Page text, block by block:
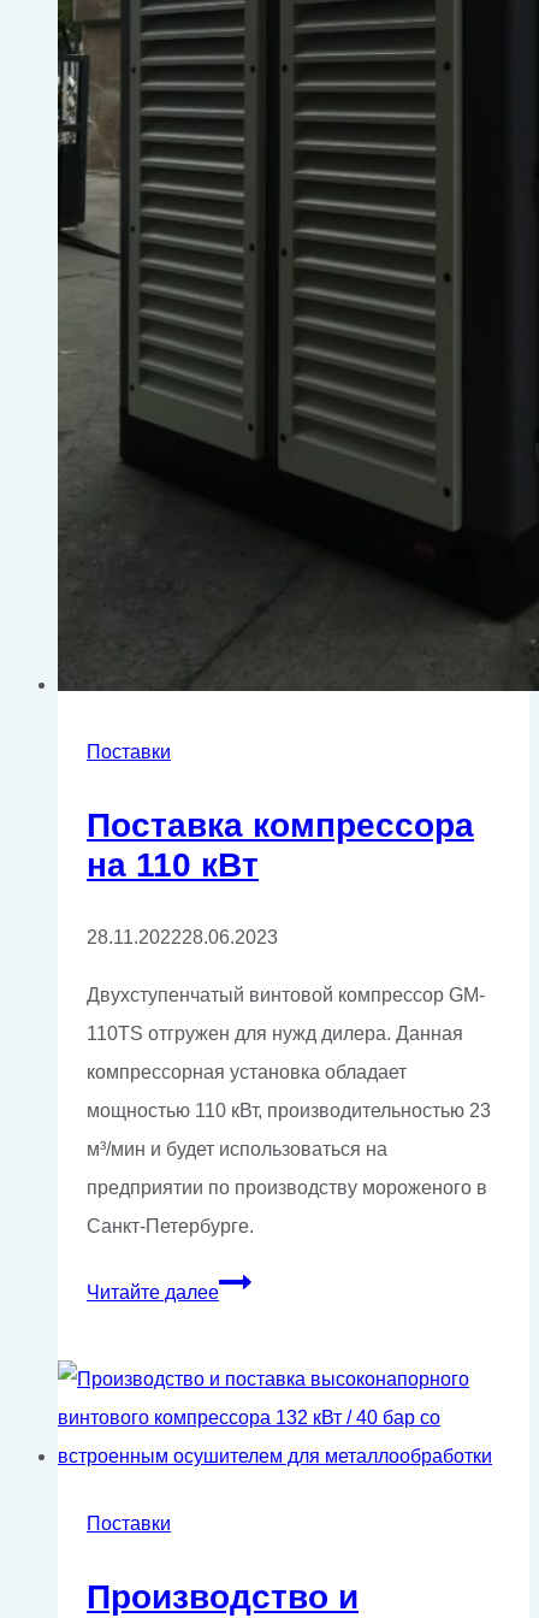
Поставки
Поставка компрессора
на 110 кВт
28.11.202228.06.2023
Двухступенчатый винтовой компрессор GM-
110TS отгружен для нужд дилера. Данная
компрессорная установка обладает
мощностью 110 кВт, производительностью 23
м³/мин и будет использоваться на
предприятии по производству мороженого в
Санкт-Петербурге.
Читайте далееПоставка
Поставки
Производство и